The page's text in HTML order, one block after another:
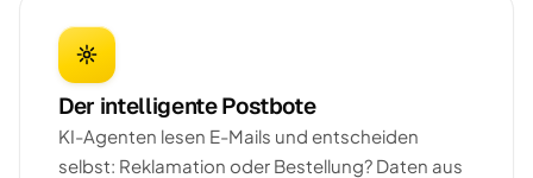
Der intelligente Postbote
KI-Agenten lesen E-Mails und entscheiden
selbst: Reklamation oder Bestellung? Daten aus